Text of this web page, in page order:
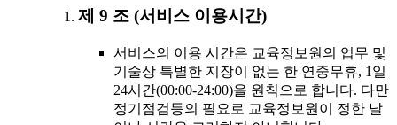
제 9 조 (서비스 이용시간)
서비스의 이용 시간은 교육정보원의 업무 및
기술상 특별한 지장이 없는 한 연중무휴, 1일
24시간(00:00-24:00)을 원칙으로 합니다. 다만
정기점검등의 필요로 교육정보원이 정한 날